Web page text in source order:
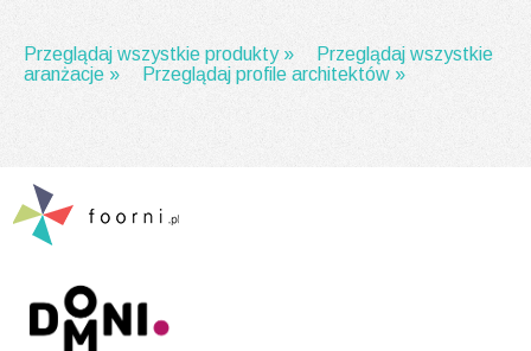
Przeglądaj wszystkie produkty »
Przeglądaj wszystkie
aranżacje »
Przeglądaj profile architektów »